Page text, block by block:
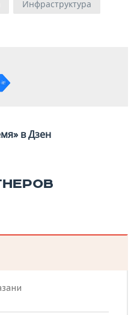
Инфраструктура
в Дзен